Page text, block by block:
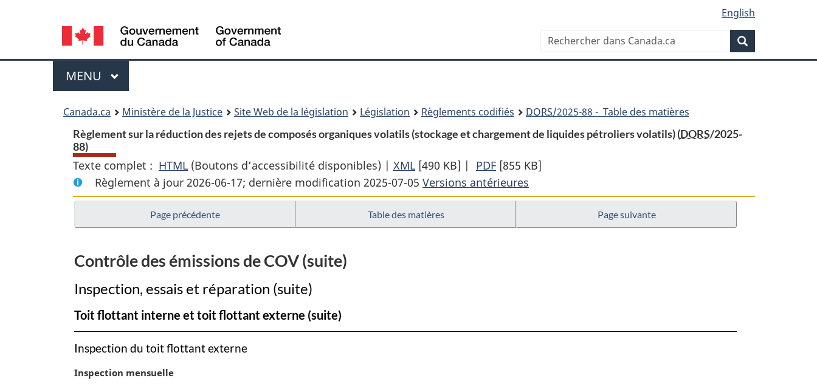
principal
À
site
version
Language
selection
English
Rechercher
dans
Canada.ca
Menu
MENU PRINCIPAL
Canada.ca Ministère de la Justice Site Web de la législation Législation Règlements codifiés DORS/2025-88 - Table des matières
Règlement sur la réduction des rejets de composés organiques volatils (stockage et chargement de liquides pétroliers volatils) (DORS/2025-
88)
Texte complet : HTML Texte
complet
:
Règlement
réduction
des
de
composés
organiques
(Boutons d’accessibilité disponibles) | XML Texte
complet
:
Règlement
composés
[490 KB] | PDF Texte
complet
:
composés
[855 KB]
Règlement à jour 2026-06-17; dernière modification 2025-07-05 Versions antérieures
Page précédente Table des matières Page suivante
Contrôle des émissions de COV (suite)
Inspection, essais et réparation (suite)
Toit flottant interne et toit flottant externe (suite)
Inspection du toit flottant externe
N
Inspection mensuelle